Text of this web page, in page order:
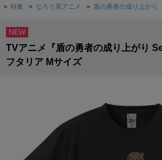
> 特集 > なろう系アニメ > 盾の勇者の成り上がり
NEW
TVアニメ『盾の勇者の成り上がり
フタリア Mサイズ